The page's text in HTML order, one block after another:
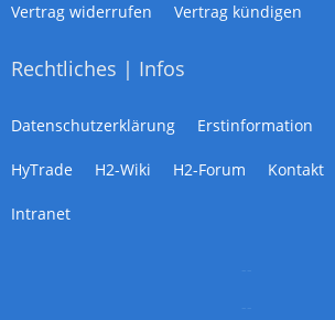
Vertrag widerrufen Vertrag kündigen
Rechtliches | Infos
Datenschutzerklärung Erstinformation
HyTrade H2-Wiki H2-Forum Kontakt
Intranet